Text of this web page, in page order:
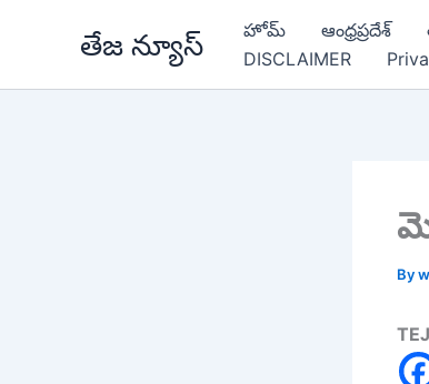
తేజ న్యూస్ హోమ్ ఆంధ్రప్రదేశ్
DISCLAIMER
By